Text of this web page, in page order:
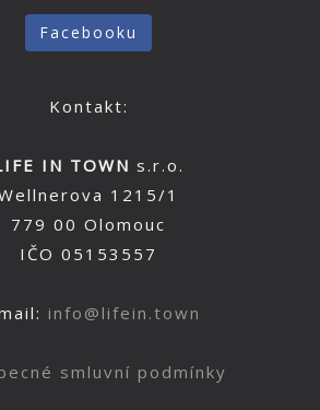
Facebooku
Kontakt:
IN TOWN s.r.o.
1215/1
779 00 Olomouc
IČO 05153557
info@lifein.town
smluvní podmínky